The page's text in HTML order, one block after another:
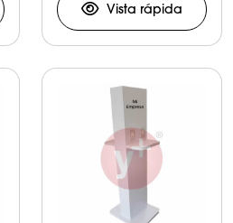
Tabletas
Vista rápida